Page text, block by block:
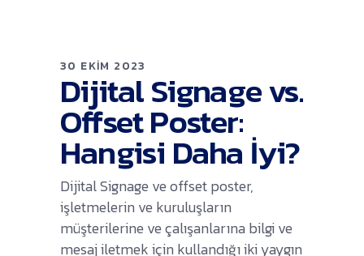
30 EKIM 2023
Dijital Signage vs.
Offset Poster:
Hangisi Daha İyi?
Dijital Signage ve offset poster,
işletmelerin ve kuruluşların
müşterilerine ve çalışanlarına bilgi ve
mesaj iletmek için kullandığı iki yaygın